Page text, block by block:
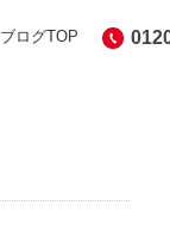
ブログTOP